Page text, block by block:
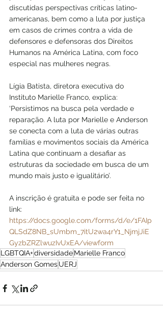
discutidas perspectivas críticas latino-
americanas, bem como a luta por justiça
em casos de crimes contra a vida de
defensores e defensoras dos Direitos
Humanos na América Latina, com foco
especial nas mulheres negras.
Lígia Batista, diretora executiva do
Instituto Marielle Franco, explica:
‘Persistimos na busca pela verdade e
reparação. A luta por Marielle e Anderson
se conecta com a luta de várias outras
famílias e movimentos sociais da América
Latina que continuam a desafiar as
estruturas da sociedade em busca de um
mundo mais justo e igualitário’.
A inscrição é gratuita e pode ser feita no
link:
https://docs.google.com/forms/d/e/1FAIp
QLSdZ8NB_sUmbm_7itU2wa4rY1_NjmjJiE
GyzbZRZlwuzIvUxEA/viewform
LGBTQIA+diversidadeMarielle Franco
Anderson GomesUERJ